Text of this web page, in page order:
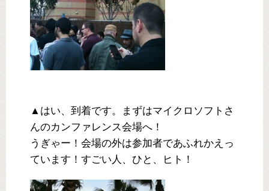
▲はい、到着です。まずはマイクロソフトさ
んのカンファレンス会場へ！
うぎゃー！会場の外は参加者であふれかえっ
ています！すごい人、ひと、ヒト！